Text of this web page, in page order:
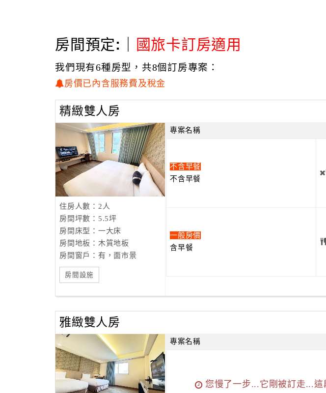
房間預定:｜ 國旅卡訂房適用
我們現有6種房型，共8個訂房專案：
房價已內含服務費及稅金
精緻雙人房
住房人數：2人
房間坪數：5.5坪
房間床型：一大床
房間地板：木質地板
房間窗戶：有，面市景
房間設施
專案名稱
不含早餐
不含早餐
一般房價
含早餐
雅緻雙人房
專案名稱
您慢了一步...它剛被訂走...這